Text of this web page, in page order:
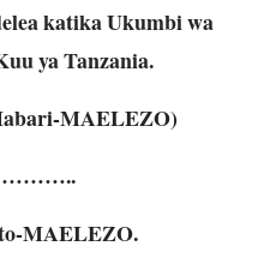
katika Ukumbi wa
ya Tanzania.
MAELEZO)
MAELEZO.